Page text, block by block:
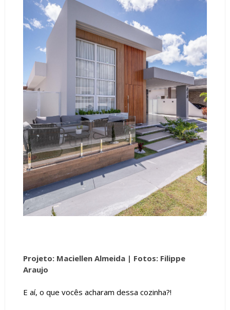
Projeto: Maciellen Almeida | Fotos: Filippe
Araujo
E aí, o que vocês acharam dessa cozinha?!